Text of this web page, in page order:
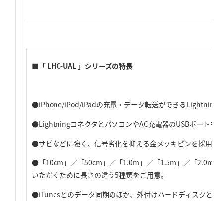
■「 LHC-UAL 」シリーズの特長
●iPhone/iPod/iPadの充電・データ転送ができるLightning
●LightningコネクタとパソコンやAC充電器のUSBポートを
●サビなどに強く、信号劣化を抑える金メッキピンを採用。
●「10cm」／「50cm」／「1.0m」／「1.5m」／「2.0m」
いただくために長さの違う5種類をご用意。
●iTunesとのデータ同期のほか、外付けハードディスクと